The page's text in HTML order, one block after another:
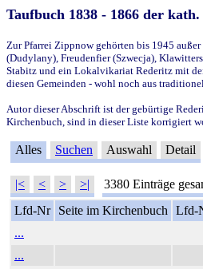
Taufbuch 1838 - 1866 der
Zur Pfarrei Zippnow gehörten bis 1945
(Dudylany), Freudenfier (Szwecja),
Stabitz und ein Lokalvikariat Rederitz mit
diesen Gemeinden - wohl noch aus
Autor dieser Abschrift ist der gebürtige
Kirchenbuch, sind in dieser Liste korrigiert
Alles Suchen Auswahl Detail
|< < > >| 3380 Einträge
Lfd-Nr
Seite im Kirchenbuch Lfd-
...
...